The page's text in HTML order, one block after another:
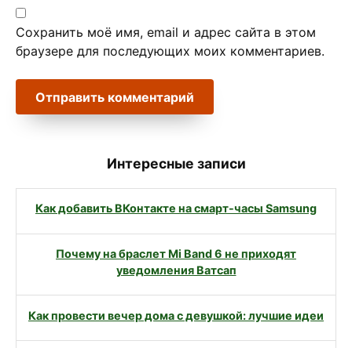
Сохранить моё имя, email и адрес сайта в этом
браузере для последующих моих комментариев.
Интересные записи
Как добавить ВКонтакте на смарт-часы Samsung
Почему на браслет Mi Band 6 не приходят
уведомления Ватсап
Как провести вечер дома с девушкой: лучшие идеи